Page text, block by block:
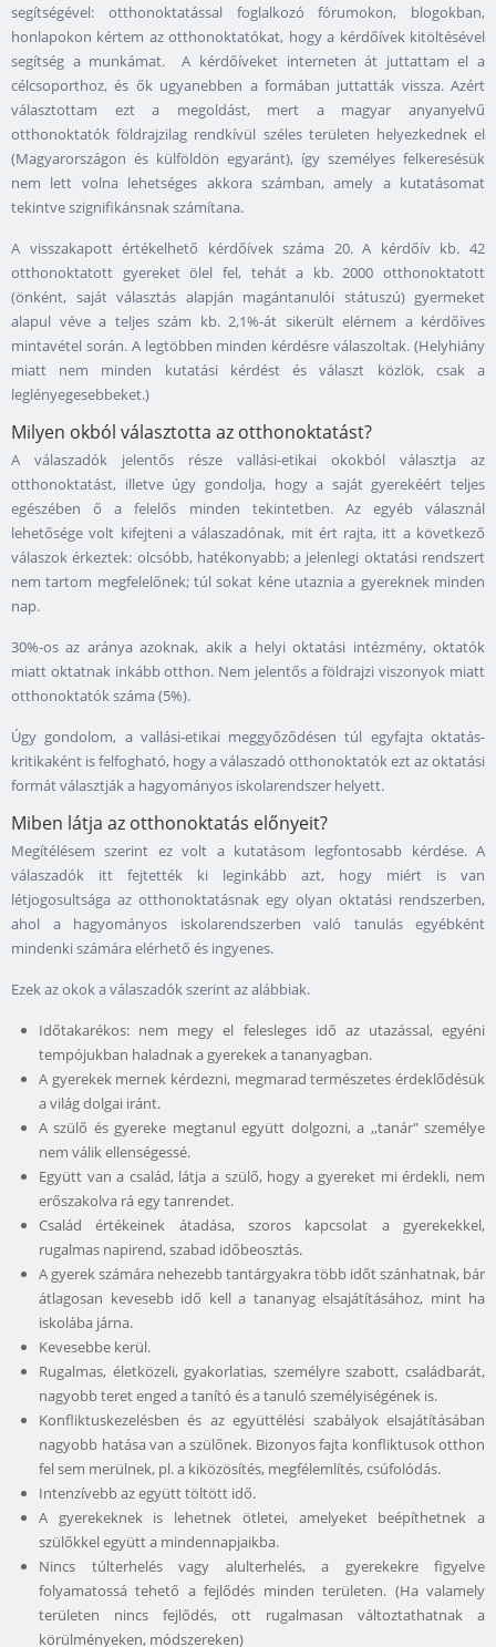
segítségével: otthonoktatással foglalkozó fórumokon, blogokban,
honlapokon kértem az otthonoktatókat, hogy a kérdőívek kitöltésével
segítség a munkámat. A kérdőíveket interneten át juttattam el a
célcsoporthoz, és ők ugyanebben a formában juttatták vissza. Azért
választottam ezt a megoldást, mert a magyar anyanyelvű
otthonoktatók földrajzilag rendkívül széles területen helyezkednek el
(Magyarországon és külföldön egyaránt), így személyes felkeresésük
nem lett volna lehetséges akkora számban, amely a kutatásomat
tekintve szignifikánsnak számítana.
A visszakapott értékelhető kérdőívek száma 20. A kérdőív kb. 42
otthonoktatott gyereket ölel fel, tehát a kb. 2000 otthonoktatott
(önként, saját választás alapján magántanulói státuszú) gyermeket
alapul véve a teljes szám kb. 2,1%-át sikerült elérnem a kérdőíves
mintavétel során. A legtöbben minden kérdésre válaszoltak. (Helyhiány
miatt nem minden kutatási kérdést és választ közlök, csak a
leglényegesebbeket.)
Milyen okból választotta az otthonoktatást?
A válaszadók jelentős része vallási-etikai okokból választja az
otthonoktatást, illetve úgy gondolja, hogy a saját gyerekéért teljes
egészében ő a felelős minden tekintetben. Az egyéb válasznál
lehetősége volt kifejteni a válaszadónak, mit ért rajta, itt a következő
válaszok érkeztek: olcsóbb, hatékonyabb; a jelenlegi oktatási rendszert
nem tartom megfelelőnek; túl sokat kéne utaznia a gyereknek minden
nap.
30%-os az aránya azoknak, akik a helyi oktatási intézmény, oktatók
miatt oktatnak inkább otthon. Nem jelentős a földrajzi viszonyok miatt
otthonoktatók száma (5%).
Úgy gondolom, a vallási-etikai meggyőződésen túl egyfajta oktatás-
kritikaként is felfogható, hogy a válaszadó otthonoktatók ezt az oktatási
formát választják a hagyományos iskolarendszer helyett.
Miben látja az otthonoktatás előnyeit?
Megítélésem szerint ez volt a kutatásom legfontosabb kérdése. A
válaszadók itt fejtették ki leginkább azt, hogy miért is van
létjogosultsága az otthonoktatásnak egy olyan oktatási rendszerben,
ahol a hagyományos iskolarendszerben való tanulás egyébként
mindenki számára elérhető és ingyenes.
Ezek az okok a válaszadók szerint az alábbiak.
Időtakarékos: nem megy el felesleges idő az utazással, egyéni
tempójukban haladnak a gyerekek a tananyagban.
A gyerekek mernek kérdezni, megmarad természetes érdeklődésük
a világ dolgai iránt.
A szülő és gyereke megtanul együtt dolgozni, a ,,tanár" személye
nem válik ellenségessé.
Együtt van a család, látja a szülő, hogy a gyereket mi érdekli, nem
erőszakolva rá egy tanrendet.
Család értékeinek átadása, szoros kapcsolat a gyerekekkel,
rugalmas napirend, szabad időbeosztás.
A gyerek számára nehezebb tantárgyakra több időt szánhatnak, bár
átlagosan kevesebb idő kell a tananyag elsajátításához, mint ha
iskolába járna.
Kevesebbe kerül.
Rugalmas, életközeli, gyakorlatias, személyre szabott, családbarát,
nagyobb teret enged a tanító és a tanuló személyiségének is.
Konfliktuskezelésben és az együttélési szabályok elsajátításában
nagyobb hatása van a szülőnek. Bizonyos fajta konfliktusok otthon
fel sem merülnek, pl. a kiközösítés, megfélemlítés, csúfolódás.
Intenzívebb az együtt töltött idő.
A gyerekeknek is lehetnek ötletei, amelyeket beépíthetnek a
szülőkkel együtt a mindennapjaikba.
Nincs túlterhelés vagy alulterhelés, a gyerekekre figyelve
folyamatossá tehető a fejlődés minden területen. (Ha valamely
területen nincs fejlődés, ott rugalmasan változtathatnak a
körülményeken, módszereken)